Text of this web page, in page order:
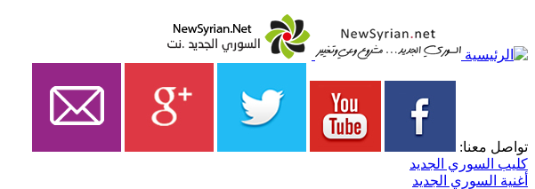
تواصل معنا:
كليب السوري الجديد
أغنية السوري الجديد